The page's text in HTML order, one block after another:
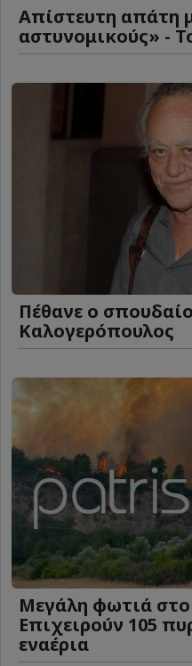
Απίστευτη απάτη
αστυνομικούς» -
Πέθανε ο
Καλογερόπουλος
Μεγάλη φωτιά
Επιχειρούν 105
εναέρια